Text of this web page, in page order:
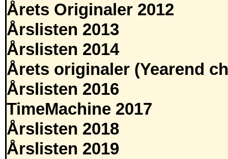
Årets Originaler 2012
Årslisten 2013
Årslisten 2014
Årets originaler (Yearend
Årslisten 2016
TimeMachine 2017
Årslisten 2018
Årslisten 2019